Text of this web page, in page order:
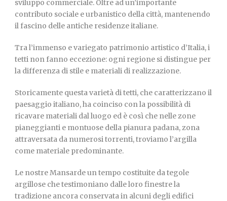
sviluppo commerciale. Oltre ad un’importante
contributo sociale e urbanistico della città, mantenendo
il fascino delle antiche residenze italiane.
Tra l’immenso e variegato patrimonio artistico d’Italia, i
tetti non fanno eccezione: ogni regione si distingue per
la differenza di stile e materiali di realizzazione.
Storicamente questa varietà di tetti, che caratterizzano il
paesaggio italiano, ha coinciso con la possibilità di
ricavare materiali dal luogo ed è così che nelle zone
pianeggianti e montuose della pianura padana, zona
attraversata da numerosi torrenti, troviamo l’argilla
come materiale predominante.
Le nostre Mansarde un tempo costituite da tegole
argillose che testimoniano dalle loro finestre la
tradizione ancora conservata in alcuni degli edifici